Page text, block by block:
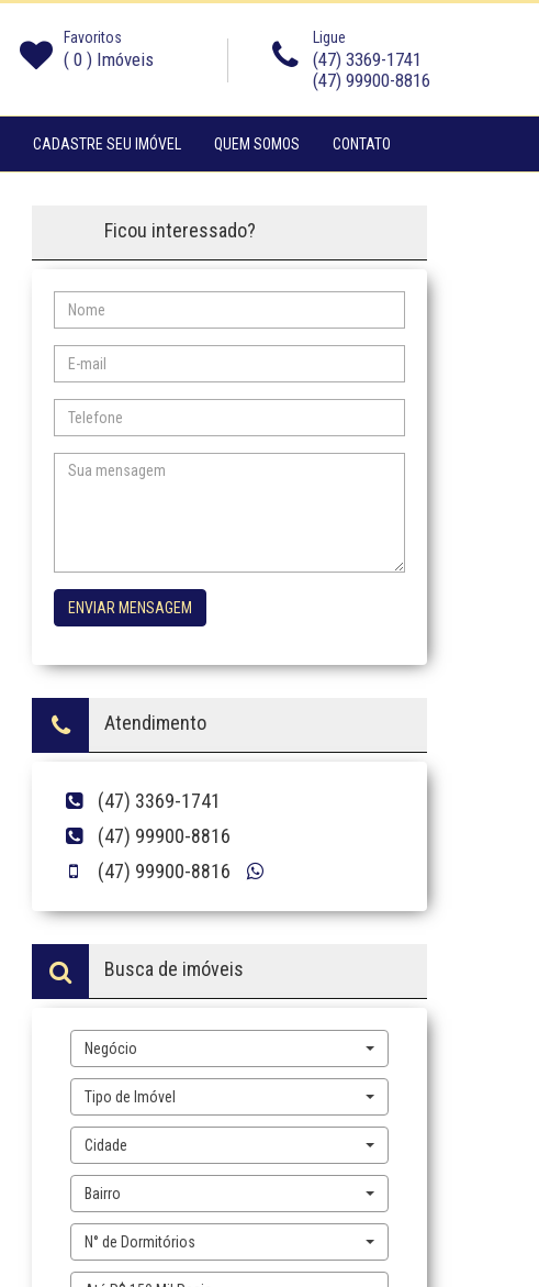
Favoritos
( 0) Imóveis
Ligue
(47) 3369-1741
(47) 99900-8816
CADASTRE SEU IMÓVEL (CURRENT)
QUEM SOMOS (CURRENT)
CONTATO
Ficou interessado?
ENVIAR MENSAGEM
Atendimento
(47) 3369-1741
(47) 99900-8816
(47) 99900-8816
Busca de imóveis
Negócio
Tipo de Imóvel
Cidade
Bairro
N° de Dormitórios